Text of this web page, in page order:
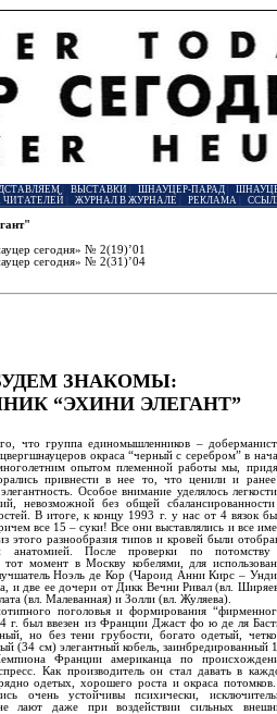
| ВЫСТАВКИ ШНАУЦЕР-ПАРАД|
ЖУРНАЛ В ЖУРНАЛЕ РЕКЛАМА|
сегодня» № 2(19)’01
сегодня» № 2(31)’04
ЗНАКОМЫ:
“ЭХИНИ ЭЛЕГАНТ”
что группа единомышленников –
окраса “черный с серебром” в
опытом племенной работы мы,
привнести в нее то, что ценили и
Особое внимание уделялось
невозможной без общей
В итоге, к концу 1993 г. у нас от 4 вязок
все 15 – суки! Все они выставлялись и все
этого разнообразия типов и кровей были
анатомией. После проверки по
момент в Москву кобелями, для
Ноэль де Кор (Чароид Анни Кирс –
и две ее дочери от Дикк Вечни Ривал (вл.
(вл. Малеванная) и Золли (вл. Жуляева).
поголовья и формирования
г. был ввезен из Франции Джаст фо ю де ля
но без тени грубости, богато одетый,
(34 см) элегантный кобель, заинбредированный
Франции американца по
Как производитель он стал давать в
одетых, хорошего роста и окраса
очень устойчивы психически,
лают даже при воздействии сильных